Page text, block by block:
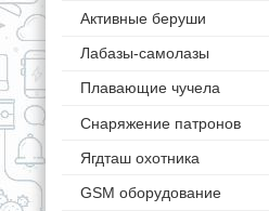
Активные беруши
Лабазы-самолазы
Плавающие чучела
Снаряжение патронов
Ягдташ охотника
GSM оборудование